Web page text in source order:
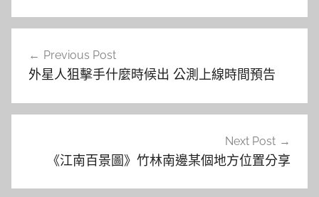
覽
Previous Post
外星人狙擊手什麼時候出 公測上線時間預告
Next Post
《江南百景圖》竹林南邊某個地方位置分享